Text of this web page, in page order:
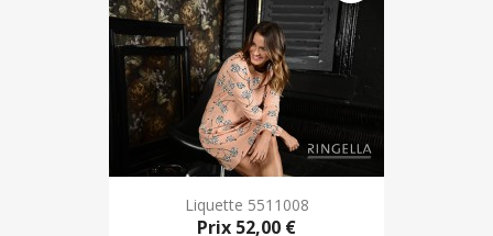
Liquette 5511008
Prix 52,00 €